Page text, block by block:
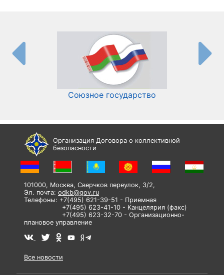
Союзное государство
Организация Договора о коллективной
безопасности
101000, Москва, Сверчков переулок, 3/2,
Эл. почта: odkb@gov.ru
Телефоны: +7(495) 621-39-51 - Приемная
+7(495) 623-41-10 - Канцелярия (факс)
+7(495) 623-32-70 - Организационно-
плановое управление
Все новости